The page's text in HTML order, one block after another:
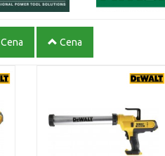
Cena Cena